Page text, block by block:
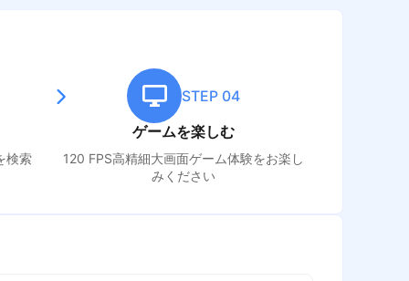
検索
STEP 04
ゲームを楽しむ
120 FPS高精細大画面ゲーム体験をお楽し
みください